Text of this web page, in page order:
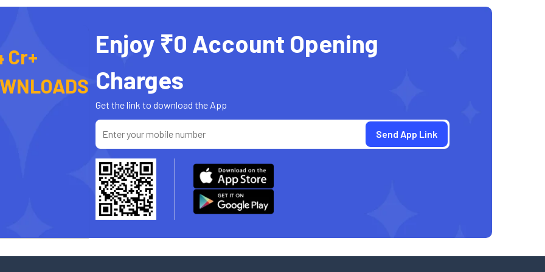
Cr+
Enjoy ₹0 Account Opening
Charges
Get the link to download the App